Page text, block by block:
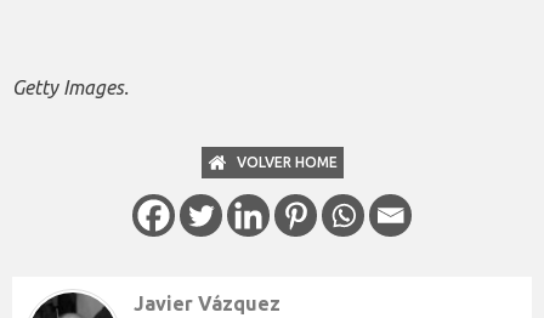
Getty Images.
VOLVER HOME
Javier Vázquez